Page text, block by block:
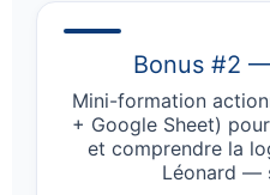
Bonus #2
Mini-formation
+ Google Sheet)
et comprendre la
Léonard —